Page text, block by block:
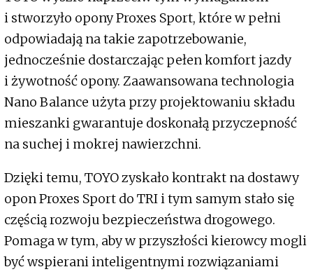
i stworzyło opony Proxes Sport, które w pełni
odpowiadają na takie zapotrzebowanie,
jednocześnie dostarczając pełen komfort jazdy
i żywotność opony. Zaawansowana technologia
Nano Balance użyta przy projektowaniu składu
mieszanki gwarantuje doskonałą przyczepność
na suchej i mokrej nawierzchni.
Dzięki temu, TOYO zyskało kontrakt na dostawy
opon Proxes Sport do TRI i tym samym stało się
częścią rozwoju bezpieczeństwa drogowego.
Pomaga w tym, aby w przyszłości kierowcy mogli
być wspierani inteligentnymi rozwiązaniami